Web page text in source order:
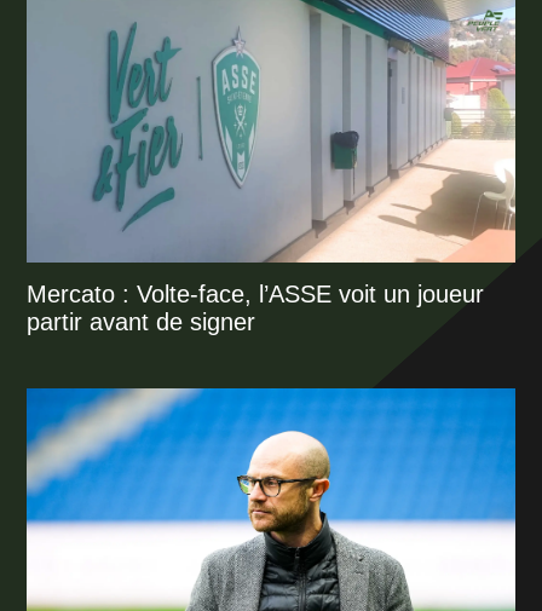
Mercato : Volte-face, l’ASSE voit un joueur
partir avant de signer